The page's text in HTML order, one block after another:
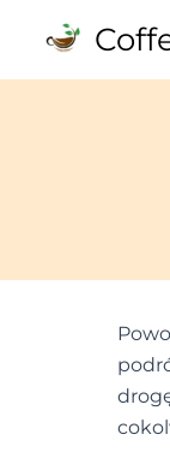
content